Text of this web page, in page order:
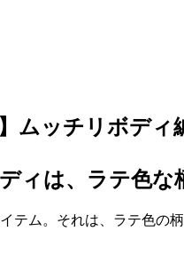
ムッチリボディ
ィは、ラテ色
テム。それは、ラテ色